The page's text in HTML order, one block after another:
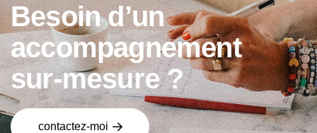
Besoin d’un
accompagnement
sur-mesure ?
contactez-moi